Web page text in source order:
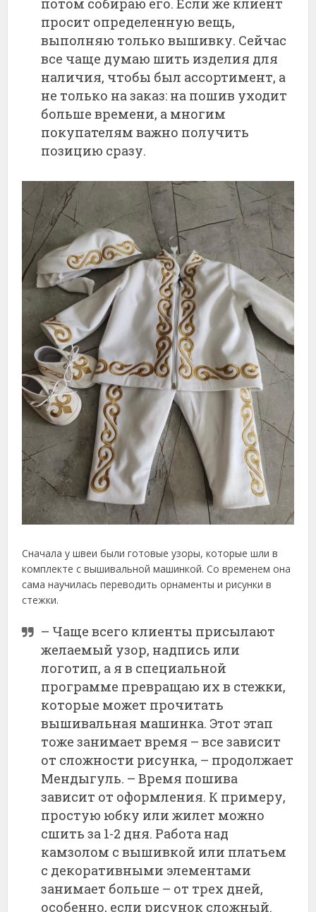
потом собираю его. Если же клиент
просит определенную вещь,
выполняю только вышивку. Сейчас
все чаще думаю шить изделия для
наличия, чтобы был ассортимент, а
не только на заказ: на пошив уходит
больше времени, а многим
покупателям важно получить
позицию сразу.
Сначала у швеи были готовые узоры, которые шли в
комплекте с вышивальной машинкой. Со временем она
сама научилась переводить орнаменты и рисунки в
стежки.
– Чаще всего клиенты присылают
желаемый узор, надпись или
логотип, а я в специальной
программе превращаю их в стежки,
которые может прочитать
вышивальная машинка. Этот этап
тоже занимает время – все зависит
от сложности рисунка, – продолжает
Мендыгуль. – Время пошива
зависит от оформления. К примеру,
простую юбку или жилет можно
сшить за 1-2 дня. Работа над
камзолом с вышивкой или платьем
с декоративными элементами
занимает больше – от трех дней,
особенно, если рисунок сложный.